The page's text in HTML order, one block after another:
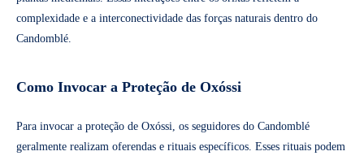
complexidade e a interconectividade das forças naturais dentro do
Candomblé.
Como Invocar a Proteção de Oxóssi
Para invocar a proteção de Oxóssi, os seguidores do Candomblé
geralmente realizam oferendas e rituais específicos. Esses rituais podem